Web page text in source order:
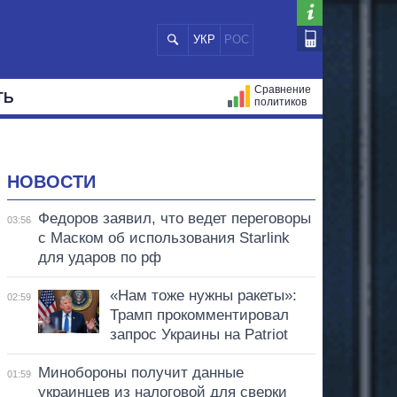
УКР РОС
Сравнение
политиков
НОВОСТИ
03:56
Федоров заявил, что ведет переговоры
с Маском об использования Starlink
для ударов по рф
02:59
«Нам тоже нужны ракеты»:
Трамп прокомментировал
запрос Украины на Patriot
01:59
Минобороны получит данные
украинцев из налоговой для сверки